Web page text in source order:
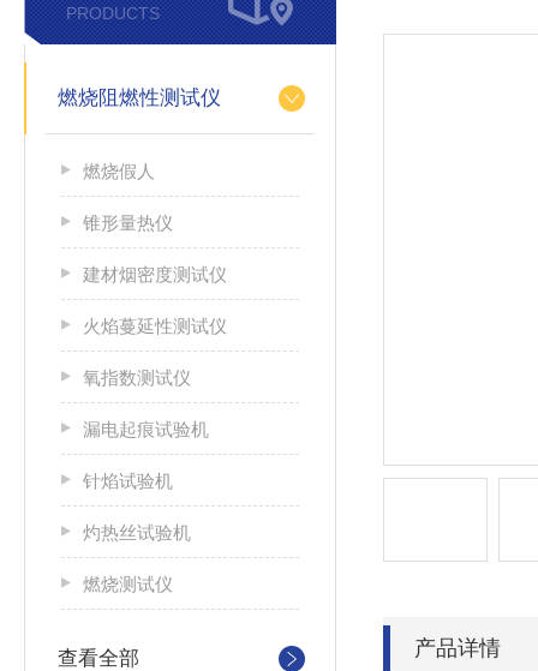
PRODUCTS
燃烧阻燃性测试仪
燃烧假人
锥形量热仪
建材烟密度测试仪
火焰蔓延性测试仪
氧指数测试仪
漏电起痕试验机
针焰试验机
灼热丝试验机
燃烧测试仪
查看全部 产品详情